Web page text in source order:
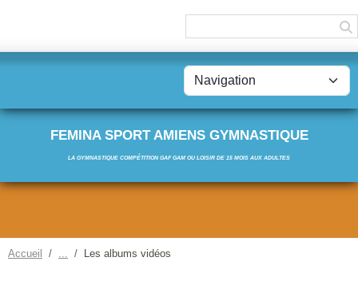
FEMINA SPORT AMIENS GYMNASTIQUE
LA GYMNASTIQUE COMPÉTITION GAF GAM OU LOISIR DE 15 MOIS AUX ADULTES
Accueil Les albums vidéos